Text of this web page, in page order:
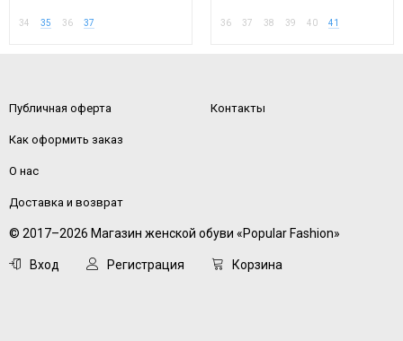
34 35 36 37 36 37 38 39 40 41
Публичная оферта
Как оформить заказ
О нас
Доставка и возврат
Контакты
© 2017–2026 Магазин женской обуви «Popular Fashion»
Вход Регистрация Корзина